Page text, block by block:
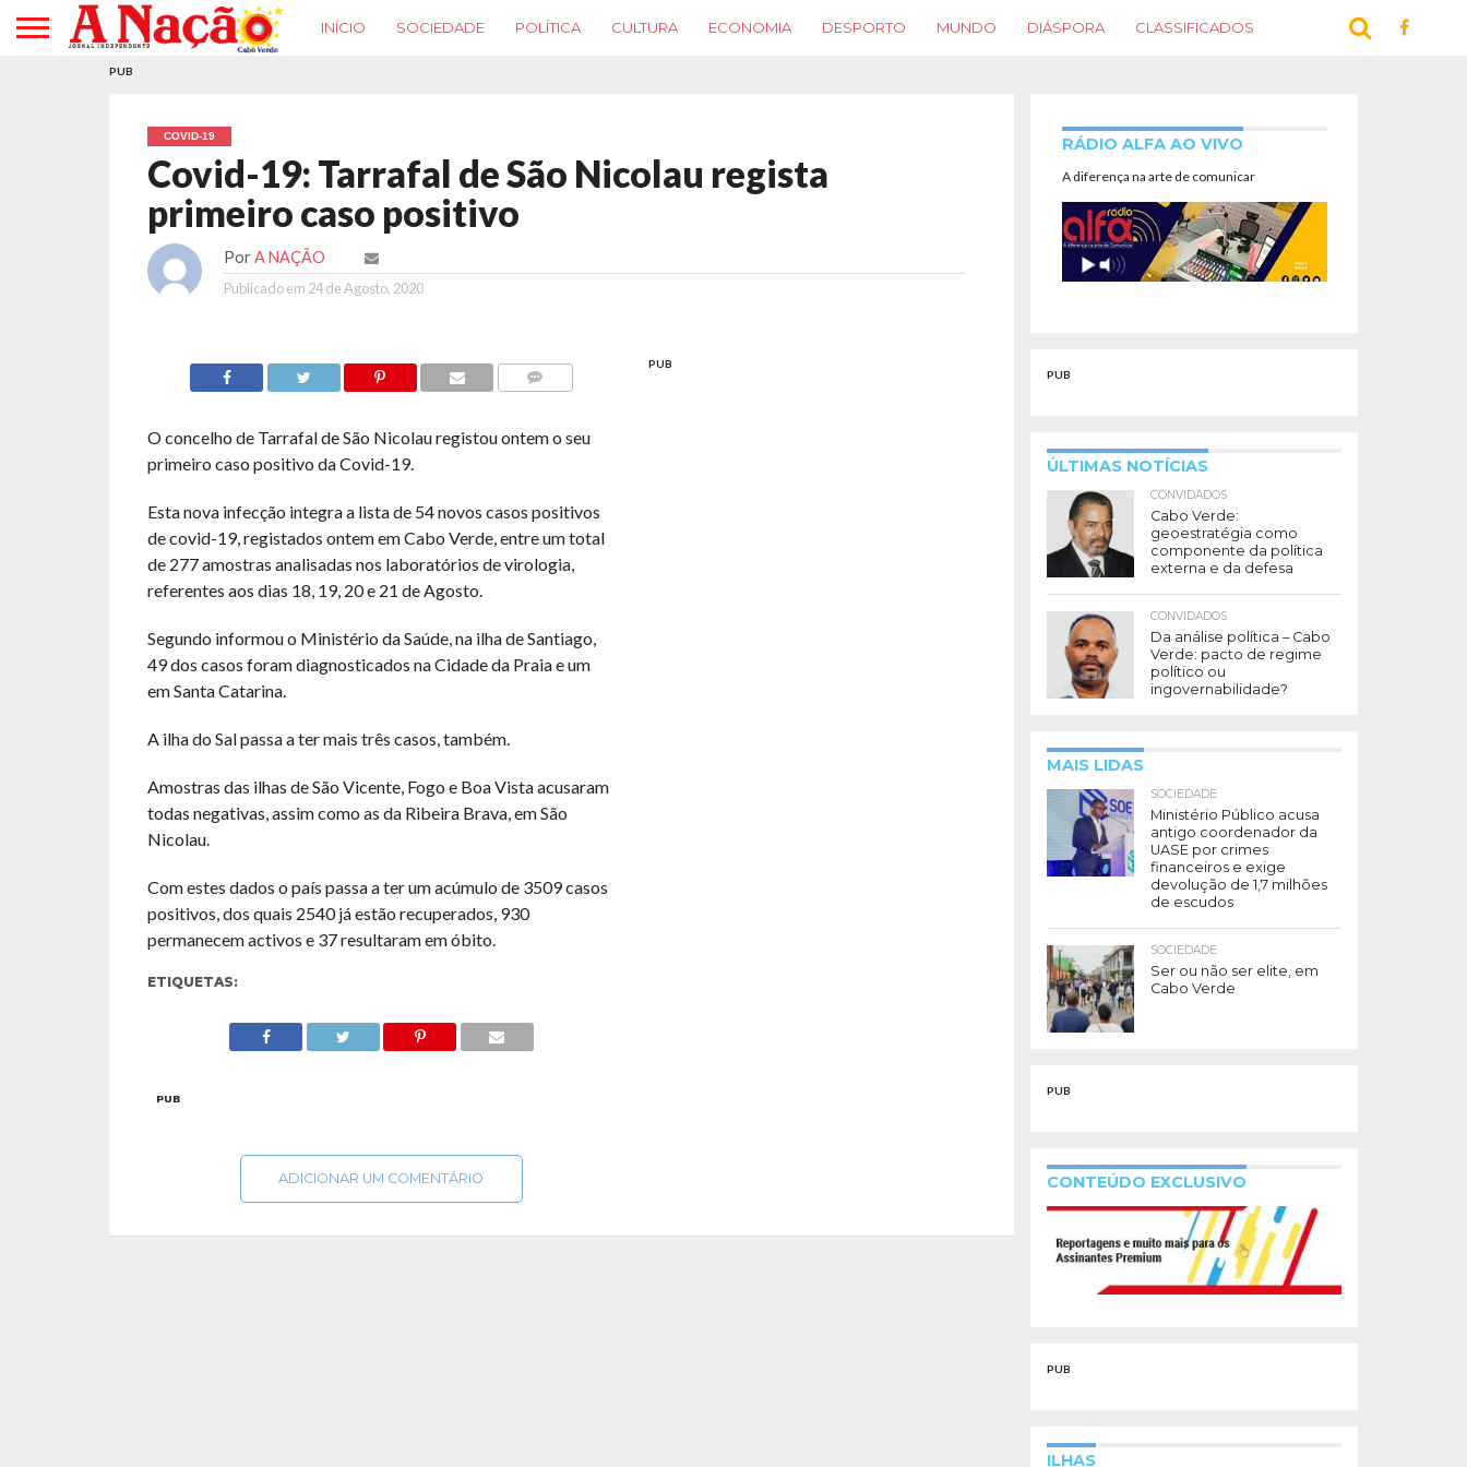
INÍCIO SOCIEDADE POLÍTICA CULTURA ECONOMIA DESPORTO MUNDO DIÁSPORA CLASSIFICADOS
PUB
COVID-19
Covid-19: Tarrafal de São Nicolau regista
primeiro caso positivo
Por A NAÇÃO
Publicado em 24 de Agosto, 2020
O concelho de Tarrafal de São Nicolau registou ontem o seu
primeiro caso positivo da Covid-19.
Esta nova infecção integra a lista de 54 novos casos positivos
de covid-19, registados ontem em Cabo Verde, entre um total
de 277 amostras analisadas nos laboratórios de virologia,
referentes aos dias 18, 19, 20 e 21 de Agosto.
Segundo informou o Ministério da Saúde, na ilha de Santiago,
49 dos casos foram diagnosticados na Cidade da Praia e um
em Santa Catarina.
A ilha do Sal passa a ter mais três casos, também.
Amostras das ilhas de São Vicente, Fogo e Boa Vista acusaram
todas negativas, assim como as da Ribeira Brava, em São
Nicolau.
Com estes dados o país passa a ter um acúmulo de 3509 casos
positivos, dos quais 2540 já estão recuperados, 930
permanecem activos e 37 resultaram em óbito.
ETIQUETAS:
PUB
ADICIONAR UM COMENTÁRIO
PUB
RÁDIO ALFA AO VIVO
A diferença na arte de comunicar
PUB
ÚLTIMAS NOTÍCIAS
CONVIDADOS
Cabo Verde:
geoestratégia como
componente da política
externa e da defesa
CONVIDADOS
Da análise política – Cabo
Verde: pacto de regime
político ou
ingovernabilidade?
MAIS LIDAS
SOCIEDADE
Ministério Público acusa
antigo coordenador da
UASE por crimes
financeiros e exige
devolução de 1,7 milhões
de escudos
SOCIEDADE
Ser ou não ser elite, em
Cabo Verde
PUB
CONTEÚDO EXCLUSIVO
PUB
ILHAS